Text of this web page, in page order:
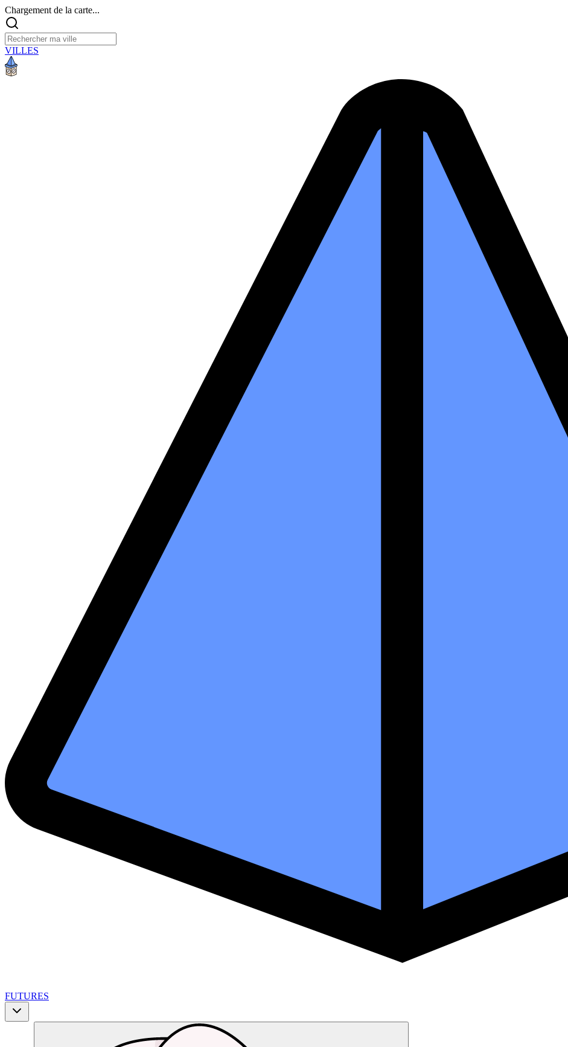
Chargement de la carte...
VILLES
FUTURES